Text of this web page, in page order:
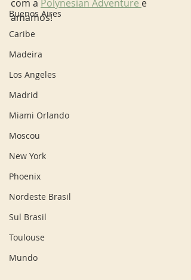
Buenos Aires
Caribe
Madeira
Los Angeles
Madrid
Miami Orlando
Moscou
New York
Phoenix
Nordeste Brasil
Sul Brasil
Toulouse
Mundo
com a Polynesian Adventure e
amamos!